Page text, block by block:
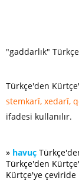
"gaddarlık"
Türkçe'den
stemkarî, xedarî,
ifadesi kullanılır.
» havuç
Türkçe'den
Kürtçe'ye çeviride